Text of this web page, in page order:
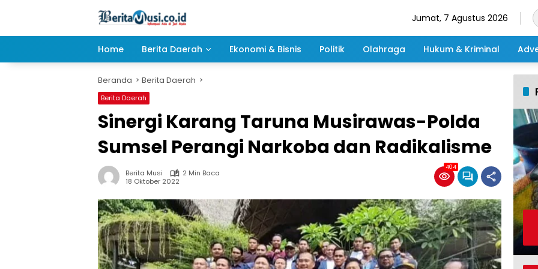
Jumat, 7 Agustus 2026
Home Berita Daerah Ekonomi & Bisnis Politik Olahraga Hukum & Kriminal
Beranda Berita Daerah
Berita Daerah
Sinergi Karang Taruna Musirawas-Polda
Sumsel Perangi Narkoba dan Radikalisme
Berita Musi
2 Min Baca
18 Oktober 2022
404